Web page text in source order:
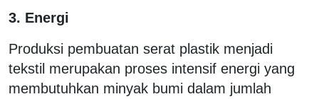
3. Energi
Produksi pembuatan serat plastik menjadi
tekstil merupakan proses intensif energi yang
membutuhkan minyak bumi dalam jumlah